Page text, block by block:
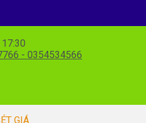
- 0354534566